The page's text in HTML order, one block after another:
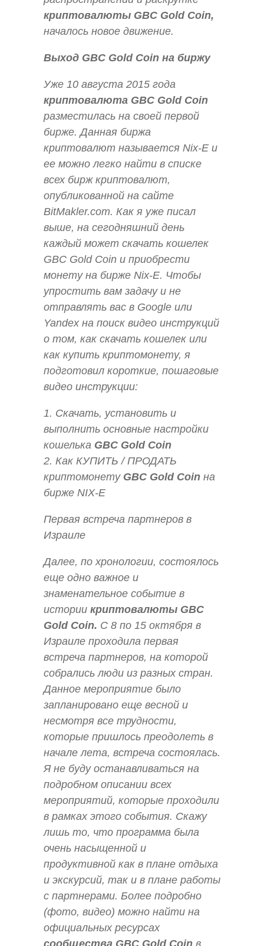
криптовалюты GBC Gold Coin,
началось новое движение.
Выход GBC Gold Coin на биржу
Уже 10 августа 2015 года
криптовалюта GBC Gold Coin
разместилась на своей первой
бирже. Данная биржа
криптовалют называется Nix-E и
ее можно легко найти в списке
всех бирж криптовалют,
опубликованной на сайте
BitMakler.com. Как я уже писал
выше, на сегодняшний день
каждый может скачать кошелек
GBC Gold Coin и приобрести
монету на бирже Nix-E. Чтобы
упростить вам задачу и не
отправлять вас в Google или
Yandex на поиск видео инструкций
о том, как скачать кошелек или
как купить криптомонету, я
подготовил короткие, пошаговые
видео инструкции:
1. Скачать, установить и
выполнить основные настройки
кошелька GBC Gold Coin
2. Как КУПИТЬ / ПРОДАТЬ
криптомонету GBC Gold Coin на
бирже NIX-E
Первая встреча партнеров в
Израиле
Далее, по хронологии, состоялось
еще одно важное и
знаменательное событие в
истории криптовалюты GBC
Gold Coin. C 8 по 15 октября в
Израиле проходила первая
встреча партнеров, на которой
собрались люди из разных стран.
Данное мероприятие было
запланировано еще весной и
несмотря все трудности,
которые пришлось преодолеть в
начале лета, встреча состоялась.
Я не буду останавливаться на
подробном описании всех
мероприятий, которые проходили
в рамках этого события. Скажу
лишь то, что программа была
очень насыщенной и
продуктивной как в плане отдыха
и экскурсий, так и в плане работы
с партнерами. Более подробно
(фото, видео) можно найти на
официальных ресурсах